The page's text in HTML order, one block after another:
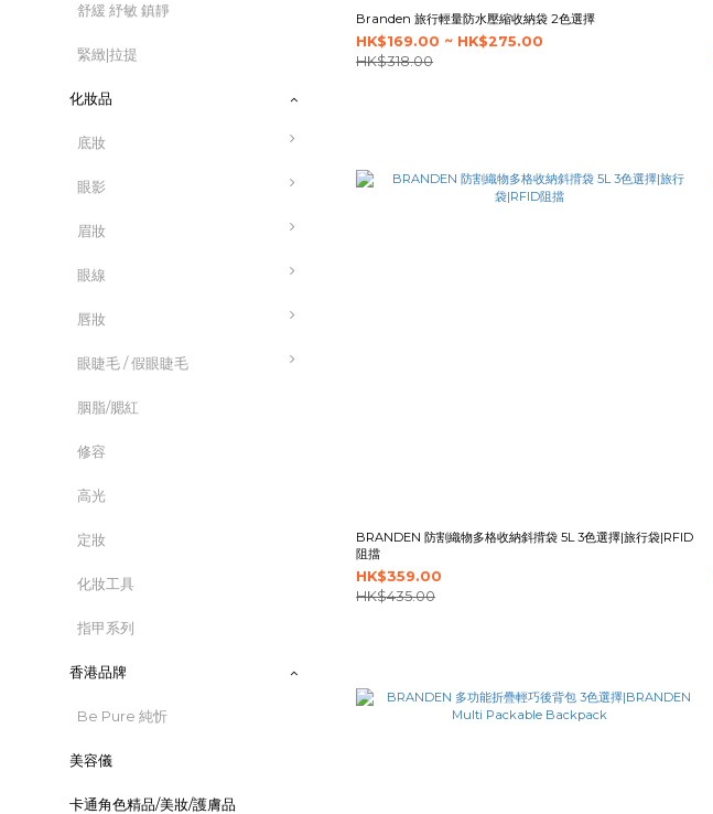
舒緩 紓敏 鎮靜
緊緻|拉提
化妝品
底妝
眼影
眉妝
眼線
唇妝
眼睫毛 / 假眼睫毛
胭脂/腮紅
修容
高光
定妝
化妝工具
指甲系列
香港品牌
Be Pure 純忻
美容儀
卡通角色精品/美妝/護膚品
Branden 旅行輕量防水壓縮收納袋 2色選擇
HK$169.00 ~ HK$275.00
HK$318.00
BRANDEN 防割織物多格收納斜揹袋 5L 3色選擇|旅行袋|RFID
阻擋
HK$359.00
HK$435.00